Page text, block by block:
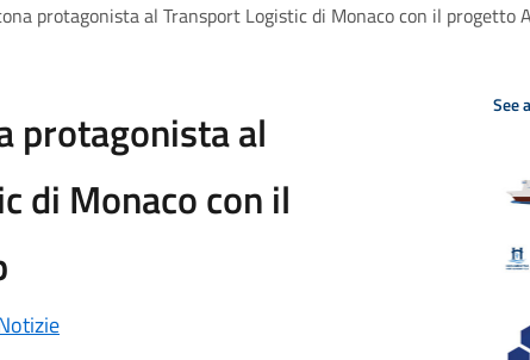
protagonista al Transport Logistic di Monaco con il progetto
protagonista al
di Monaco con il
See